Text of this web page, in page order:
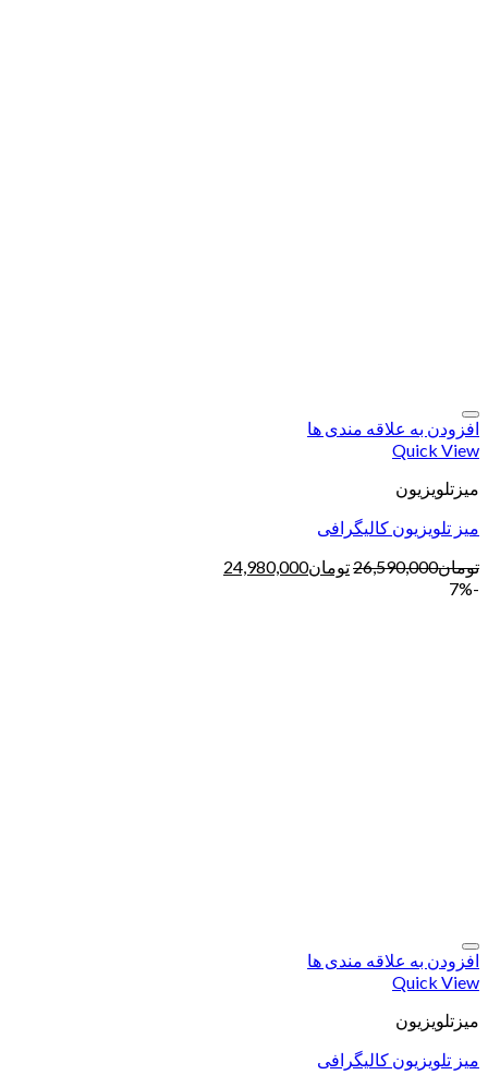
افزودن به علاقه مندی ها
Quick View
میزتلویزیون
میز تلویزیون کالیگرافی
تومان26,590,000تومان24,980,000
-7%
افزودن به علاقه مندی ها
Quick View
میزتلویزیون
میز تلویزیون کالیگرافی